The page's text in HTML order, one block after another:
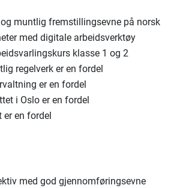
muntlig fremstillingsevne på norsk
med digitale arbeidsverktøy
klasse 1 og 2
regelverk er en fordel
er en fordel
i Oslo er en fordel
en fordel
med god gjennomføringsevne